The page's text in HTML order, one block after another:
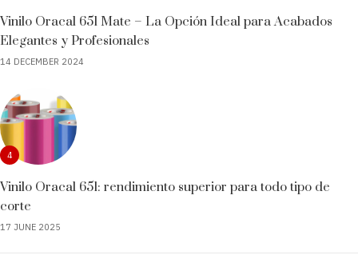
Vinilo Oracal 651 Mate – La Opción Ideal para Acabados
Elegantes y Profesionales
14 DECEMBER 2024
4
Vinilo Oracal 651: rendimiento superior para todo tipo de
corte
17 JUNE 2025